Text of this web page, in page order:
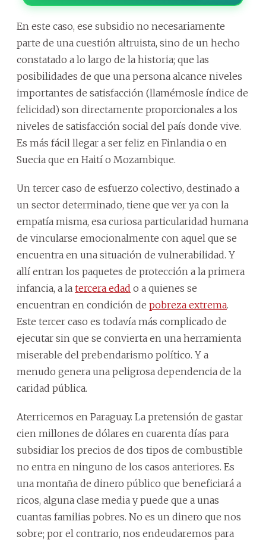
En este caso, ese subsidio no necesariamente
parte de una cuestión altruista, sino de un hecho
constatado a lo largo de la historia; que las
posibilidades de que una persona alcance niveles
importantes de satisfacción (llamémosle índice de
felicidad) son directamente proporcionales a los
niveles de satisfacción social del país donde vive.
Es más fácil llegar a ser feliz en Finlandia o en
Suecia que en Haití o Mozambique.
Un tercer caso de esfuerzo colectivo, destinado a
un sector determinado, tiene que ver ya con la
empatía misma, esa curiosa particularidad humana
de vincularse emocionalmente con aquel que se
encuentra en una situación de vulnerabilidad. Y
allí entran los paquetes de protección a la primera
infancia, a la tercera edad o a quienes se
encuentran en condición de pobreza extrema.
Este tercer caso es todavía más complicado de
ejecutar sin que se convierta en una herramienta
miserable del prebendarismo político. Y a
menudo genera una peligrosa dependencia de la
caridad pública.
Aterricemos en Paraguay. La pretensión de gastar
cien millones de dólares en cuarenta días para
subsidiar los precios de dos tipos de combustible
no entra en ninguno de los casos anteriores. Es
una montaña de dinero público que beneficiará a
ricos, alguna clase media y puede que a unas
cuantas familias pobres. No es un dinero que nos
sobre; por el contrario, nos endeudaremos para